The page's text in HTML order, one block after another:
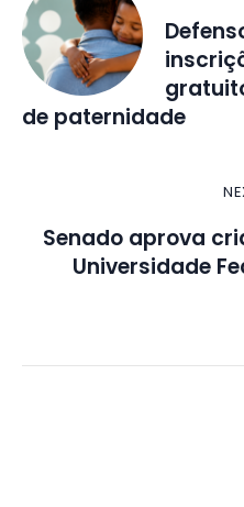
de paternidade
Senado aprova
Universidade